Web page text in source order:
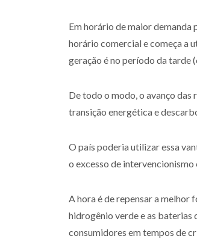
Em horário de maior demanda
horário comercial e começa a
geração é no período da tarde
De todo o modo, o avanço
transição energética e
O país poderia utilizar essa
o excesso de
A hora é de repensar a melhor
hidrogênio verde e as baterias
consumidores em tempos de